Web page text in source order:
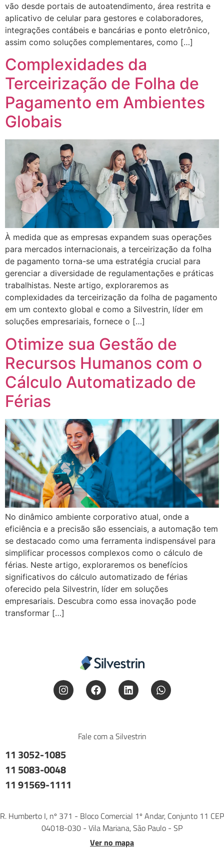
vão desde portais de autoatendimento, área restrita e
aplicativo de celular para gestores e colaboradores,
integrações contábeis e bancárias e ponto eletrônico,
assim como soluções complementares, como […]
Complexidades da
Terceirização de Folha de
Pagamento em Ambientes
Globais
À medida que as empresas expandem suas operações
para mercados internacionais, a terceirização da folha
de pagamento torna-se uma estratégia crucial para
gerenciar a diversidade de regulamentações e práticas
trabalhistas. Neste artigo, exploraremos as
complexidades da terceirização da folha de pagamento
em um contexto global e como a Silvestrin, líder em
soluções empresariais, fornece o […]
Otimize sua Gestão de
Recursos Humanos com o
Cálculo Automatizado de
Férias
No dinâmico ambiente corporativo atual, onde a
eficiência e a precisão são essenciais, a automação tem
se destacado como uma ferramenta indispensável para
simplificar processos complexos como o cálculo de
férias. Neste artigo, exploraremos os benefícios
significativos do cálculo automatizado de férias
oferecido pela Silvestrin, líder em soluções
empresariais. Descubra como essa inovação pode
transformar […]
Fale com a Silvestrin
11 3052-1085
11 5083-0048
11 91569-1111
R. Humberto I, nº 371 - Bloco Comercial 1º Andar, Conjunto 11 CEP
04018-030 - Vila Mariana, São Paulo - SP
Ver no mapa